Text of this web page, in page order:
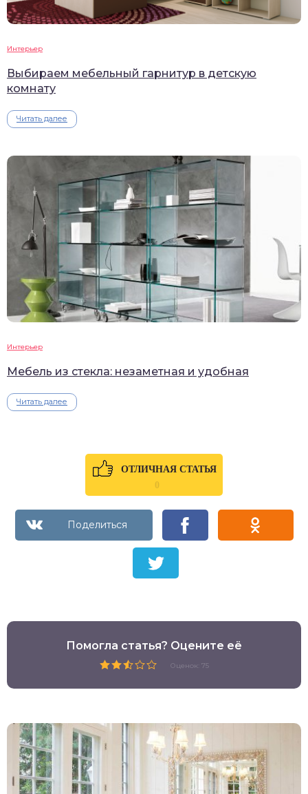
Интерьер
Выбираем мебельный гарнитур в детскую
комнату
Читать далее
Интерьер
Мебель из стекла: незаметная и удобная
Читать далее
ОТЛИЧНАЯ СТАТЬЯ
0
Помогла статья? Оцените её
Оценок: 75